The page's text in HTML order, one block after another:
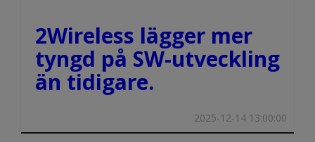
2025-12-14 13:00:00
2Wireless lägger mer
tyngd på SW-utveckling
än tidigare.